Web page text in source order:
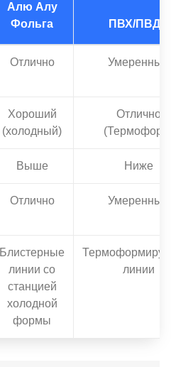
Алю Алу
Фольга
ПВХ/ПВДХ
Отлично Умеренный
Хороший
(холодный)
Отлично
Выше Ниже
Отлично Умеренный
Блистерные
линии со
станцией
холодной
формы
линии